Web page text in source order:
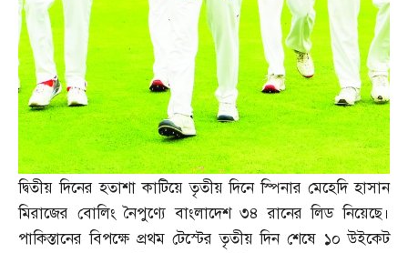
দ্বিতীয় দিনের হতাশা কাটিয়ে তৃতীয় দিনে স্পিনার মেহেদি হাসান
মিরাজের বোলিং নৈপুণ্যে বাংলাদেশ ৩৪ রানের লিড নিয়েছে।
পাকিস্তানের বিপক্ষে প্রথম টেস্টের তৃতীয় দিন শেষে ১০ উইকেট